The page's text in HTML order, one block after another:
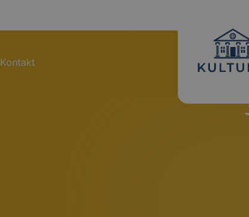
Kontakt